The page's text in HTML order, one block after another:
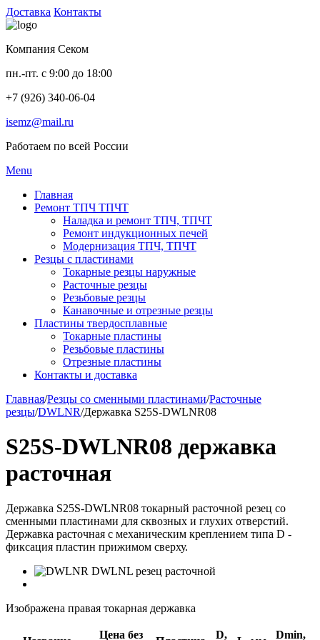
Доставка Контакты
Компания Секом
пн.-пт. с 9:00 до 18:00
+7 (926) 340-06-04
isemz@mail.ru
Работаем по всей России
Menu
Главная
Ремонт ТПЧ ТПЧТ
Наладка и ремонт ТПЧ, ТПЧТ
Ремонт индукционных печей
Модернизация ТПЧ, ТПЧТ
Резцы с пластинами
Токарные резцы наружные
Расточные резцы
Резьбовые резцы
Канавочные и отрезные резцы
Пластины твердосплавные
Токарные пластины
Резьбовые пластины
Отрезные пластины
Контакты и доставка
Главная/Резцы со сменными пластинами/Расточные
резцы/DWLNR/Державка S25S-DWLNR08
S25S-DWLNR08 державка
расточная
Державка S25S-DWLNR08 токарный расточной резец со
сменными пластинами для сквозных и глухих отверстий.
Державка расточная с механическим креплением типа D -
фиксация пластин прижимом сверху.
Изображена правая токарная державка
Цена без D, Dmin,